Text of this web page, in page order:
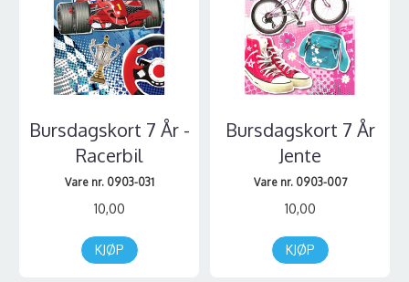
Bursdagskort 7 År -
Racerbil
Vare nr. 0903-031
10,00
KJØP
Bursdagskort 7 År
Jente
Vare nr. 0903-007
10,00
KJØP